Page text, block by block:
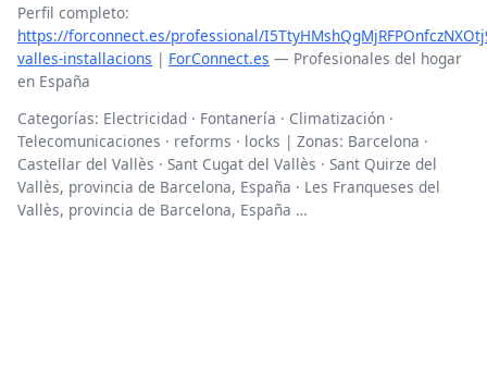
Perfil completo:
https://forconnect.es/professional/
valles-installacions | ForConnect.es — Profesionales del hogar
en España
Categorías: Electricidad · Fontanería · Climatización ·
Telecomunicaciones · reforms · locks | Zonas: Barcelona ·
Castellar del Vallès · Sant Cugat del Vallès · Sant Quirze del
Vallès, provincia de Barcelona, España · Les Franqueses del
Vallès, provincia de Barcelona, España …